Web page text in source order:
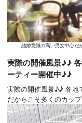
結婚意識の高い男女中心
実際の開催風景♪♪
ーティー開催中♪♪
実際の開催風景♪♪ 各地
だからこそ多くのカッ